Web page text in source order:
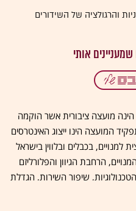
והרגולציה של השידורים
הינה מועצה ציבורית אשר הוקמה
הבזק, התשמ"ב - 1982. תפקיד המועצה הינו ייצוג האינטרסים
למנויים, בכבלים ובלווין בישראל
הרחבת הגיוון והפלורליזם
שיפור השירות, הגדלת
וכן פיתוח תעשיית התוכן